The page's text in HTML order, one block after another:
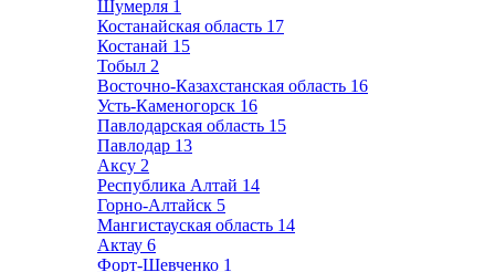
Шумерля 1
Костанайская область 17
Костанай 15
Тобыл 2
Восточно-Казахстанская область 16
Усть-Каменогорск 16
Павлодарская область 15
Павлодар 13
Аксу 2
Республика Алтай 14
Горно-Алтайск 5
Мангистауская область 14
Актау 6
Форт-Шевченко 1